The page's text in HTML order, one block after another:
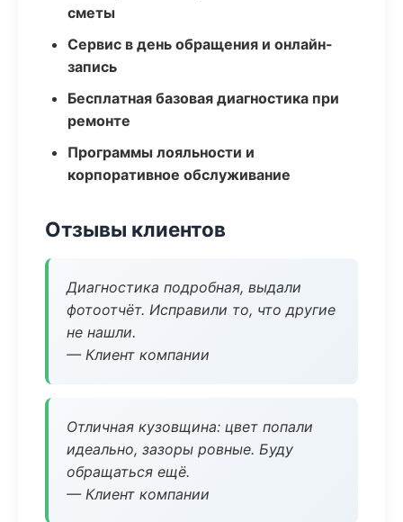
сметы
Сервис в день обращения и онлайн-
запись
Бесплатная базовая диагностика при
ремонте
Программы лояльности и
корпоративное обслуживание
Отзывы клиентов
Диагностика подробная, выдали
фотоотчёт. Исправили то, что другие
не нашли.
— Клиент компании
Отличная кузовщина: цвет попали
идеально, зазоры ровные. Буду
обращаться ещё.
— Клиент компании